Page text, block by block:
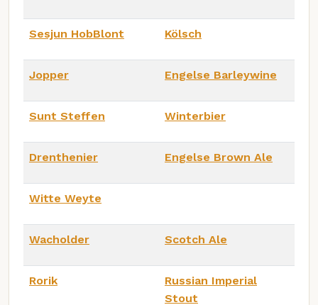
Sesjun HobBlont Kölsch
Jopper Engelse Barleywine
Sunt Steffen Winterbier
Drenthenier Engelse Brown Ale
Witte Weyte
Wacholder Scotch Ale
Rorik
Russian Imperial
Stout